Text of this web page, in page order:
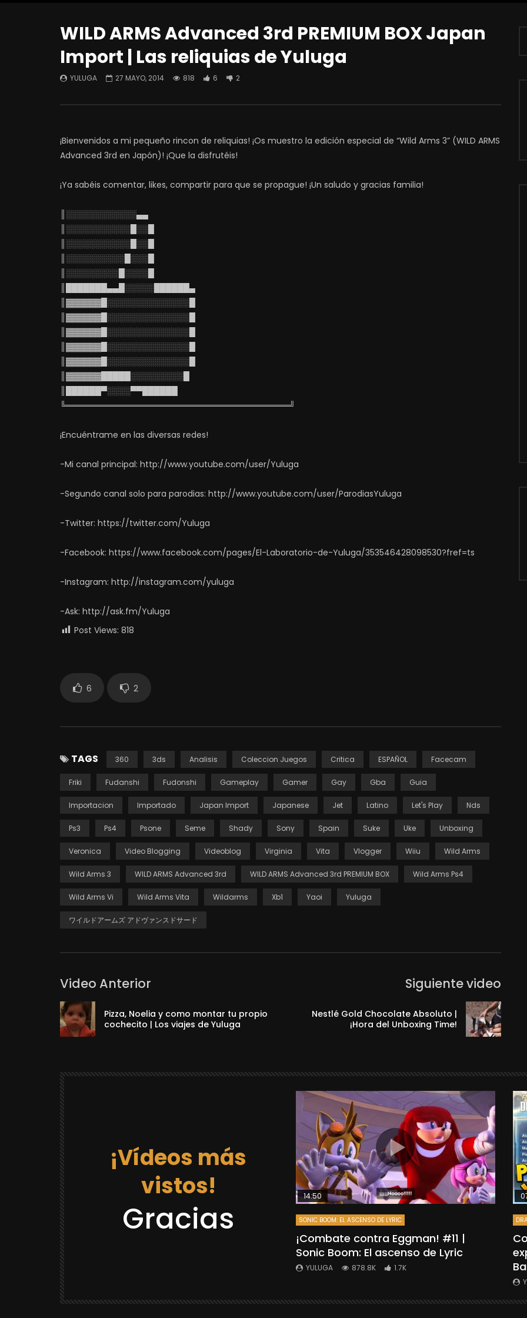
WILD ARMS Advanced 3rd PREMIUM BOX Japan
Import | Las reliquias de Yuluga
YULUGA 27 MAYO, 2014 818 6 2
¡Bienvenidos a mi pequeño rincon de reliquias! ¡Os muestro la edición especial de “Wild Arms 3” (WILD ARMS
Advanced 3rd en Japón)! ¡Que la disfrutéis!
¡Ya sabéis comentar, likes, compartir para que se propague! ¡Un saludo y gracias familia!
║░░░░░░░░░░░░▄▄
║░░░░░░░░░░░█░░█
║░░░░░░░░░░░█░░█
║░░░░░░░░░░█░░░█
║░░░░░░░░░█░░░░█
║███████▄▄█░░░░░██████▄
║▓▓▓▓▓▓█░░░░░░░░░░░░░░█
║▓▓▓▓▓▓█░░░░░░░░░░░░░░█
║▓▓▓▓▓▓█░░░░░░░░░░░░░░█
║▓▓▓▓▓▓█░░░░░░░░░░░░░░█
║▓▓▓▓▓▓█░░░░░░░░░░░░░░█
║▓▓▓▓▓▓█████░░░░░░░░░█
║██████▀░░░░▀▀██████
╚══════════════════════════════════════╝
¡Encuéntrame en las diversas redes!
-Mi canal principal: http://www.youtube.com/user/Yuluga
-Segundo canal solo para parodias: http://www.youtube.com/user/ParodiasYuluga
-Twitter: https://twitter.com/Yuluga
-Facebook: https://www.facebook.com/pages/El-Laboratorio-de-Yuluga/353546428098530?fref=ts
-Instagram: http://instagram.com/yuluga
-Ask: http://ask.fm/Yuluga
Post Views: 818
6 2
TAGS 360 3ds Analisis Coleccion Juegos Critica ESPAÑOL Facecam
Friki Fudanshi Fudonshi Gameplay Gamer Gay Gba Guia
Importacion Importado Japan Import Japanese Jet Latino Let's Play Nds
Ps3 Ps4 Psone Seme Shady Sony Spain Suke Uke Unboxing
Veronica Video Blogging Videoblog Virginia Vita Vlogger Wiiu Wild Arms
Wild Arms 3 WILD ARMS Advanced 3rd WILD ARMS Advanced 3rd PREMIUM BOX Wild Arms Ps4
Wild Arms Vi Wild Arms Vita Wildarms Xb1 Yaoi Yuluga
ワイルドアームズ アドヴァンスドサード
Video Anterior
Pizza, Noelia y como montar tu propio
cochecito | Los viajes de Yuluga
Siguiente video
Nestlé Gold Chocolate Absoluto |
¡Hora del Unboxing Time!
¡Vídeos más
vistos!
Gracias
DRAGON BALL REACCIONES
14:50
SONIC BOOM: EL ASCENSO DE LYRIC
¡Combate contra Eggman! #11 |
Sonic Boom: El ascenso de Lyric
YULUGA 878.8K 1.7K